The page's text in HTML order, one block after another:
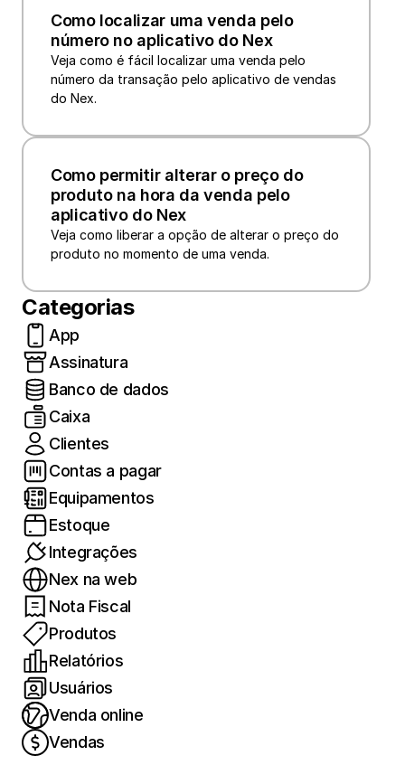
Como localizar uma venda pelo
número no aplicativo do Nex
Veja como é fácil localizar uma venda pelo
número da transação pelo aplicativo de vendas
do Nex.
Como permitir alterar o preço do
produto na hora da venda pelo
aplicativo do Nex
Veja como liberar a opção de alterar o preço do
produto no momento de uma venda.
Categorias
App
Assinatura
Banco de dados
Caixa
Clientes
Contas a pagar
Equipamentos
Estoque
Integrações
Nex na web
Nota Fiscal
Produtos
Relatórios
Usuários
Venda online
Vendas